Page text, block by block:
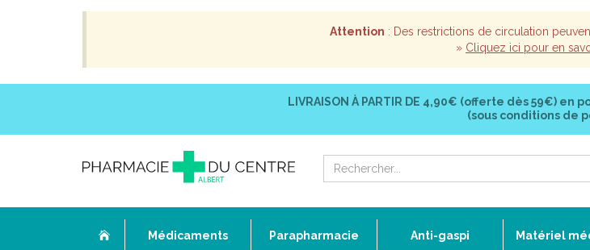
Attention : Des restrictions de circulation
» Cliquez ici pour en
LIVRAISON À PARTIR DE 4,90€ (offerte dès 59€) en
(sous conditions de
Médicaments Parapharmacie Anti-gaspi Matériel